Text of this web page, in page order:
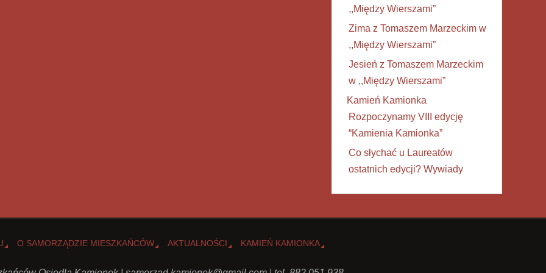
,,Między Wierszami”
Zima z Tomaszem Marzeckim w
,,Między Wierszami”
Jesień z Tomaszem Marzeckim
w ,,Między Wierszami”
Kamień Kamionka
Rozpoczynamy VIII edycję
“Kamienia Kamionka”
Co słychać u Laureatów
ostatnich edycji? Wywiady
O SAMORZĄDZIE MIESZKAŃCÓW AKTUALNOŚCI KAMIEŃ KAMIONKA